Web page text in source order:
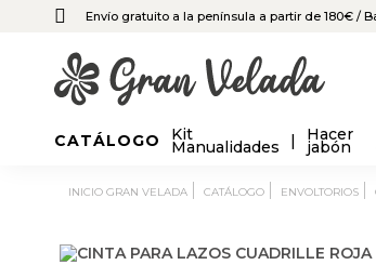
Envío gratuito a la península a partir de 180€ /
CATÁLOGO Kit
Manualidades
Hacer
jabón
INICIO GRAN VELADA CATÁLOGO ENVOLTORIOS